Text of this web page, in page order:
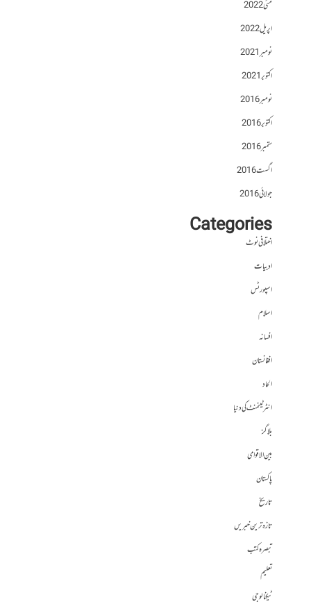
مئی 2022
اپریل 2022
نومبر 2021
اکتوبر 2021
نومبر 2016
اکتوبر 2016
ستمبر 2016
اگست 2016
جولائی 2016
Categories
اختلافی نوٹ
ادبیات
اسپورٹس
اسلام
افسانہ
افغانستان
الحاد
انٹرٹینمنٹ کی دنیا
بلاگز
بین الاقوامی
پاکستان
تاریخ
تازہ ترین خبریں
تبصرہ کتب
تعلیم
ٹیکنالوجی